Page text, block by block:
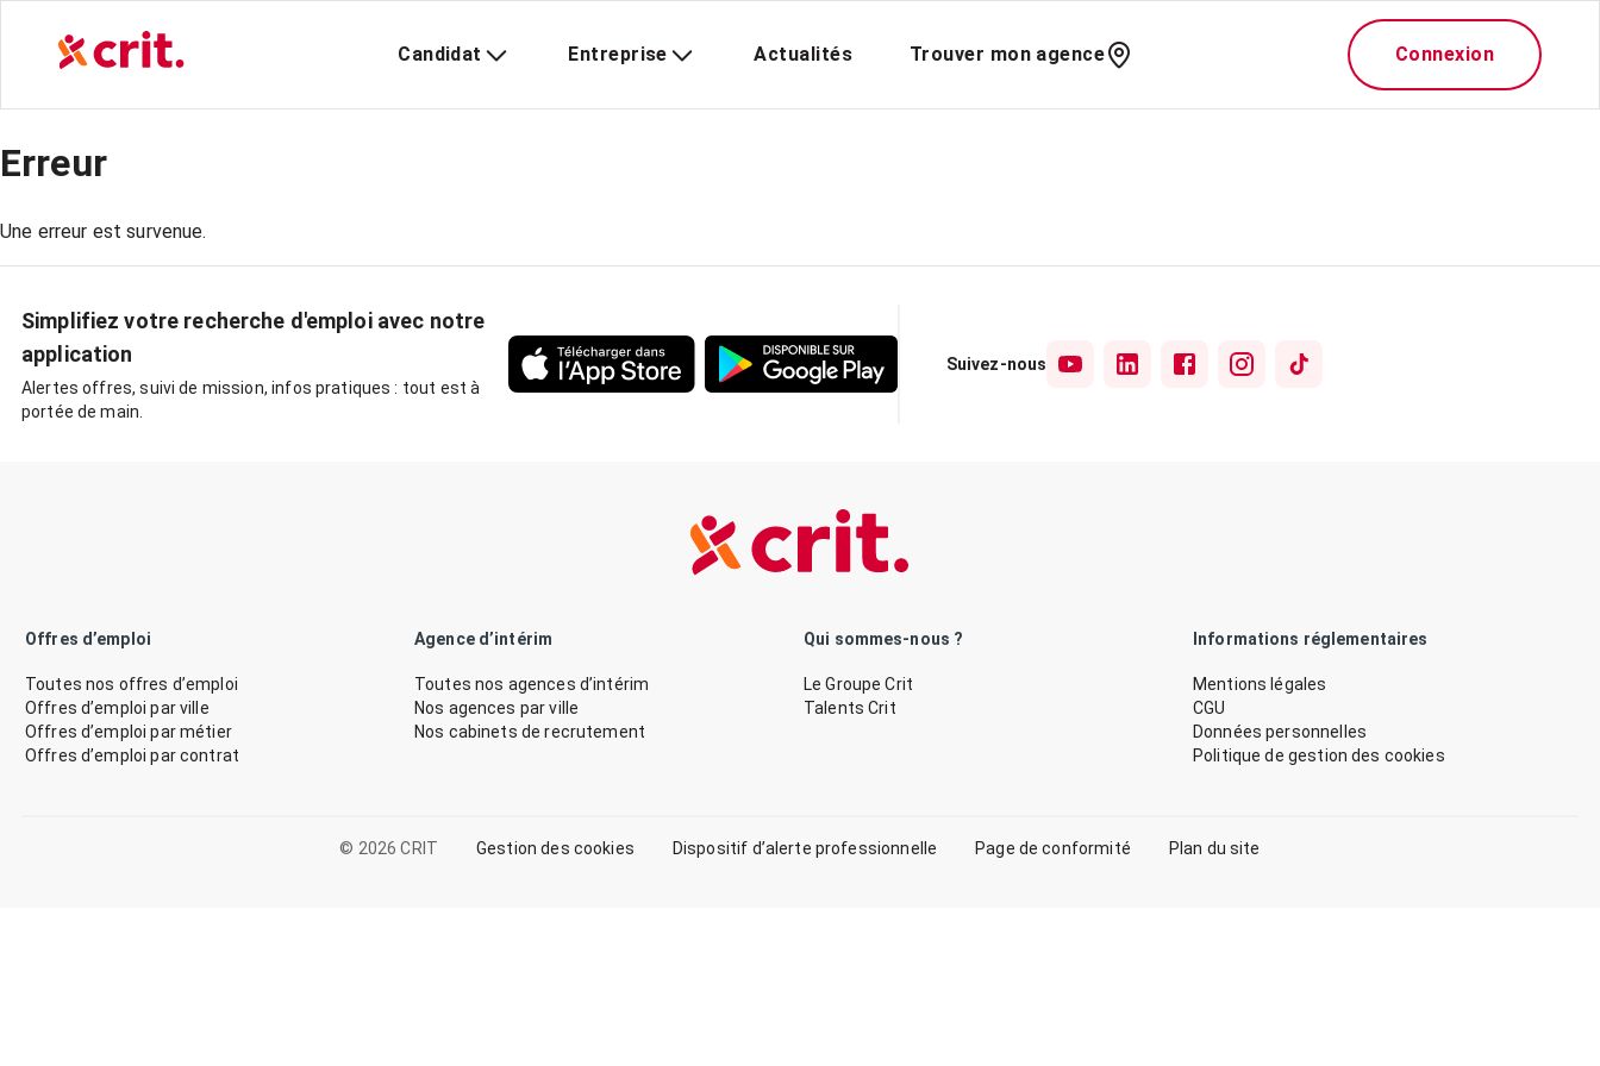
Candidat Entreprise Actualités Trouver mon agence Connexion
Erreur
Une erreur est survenue.
Simplifiez votre recherche d'emploi avec notre
application
Alertes offres, suivi de mission, infos pratiques : tout est à
portée de main.
Suivez-nous
Offres d’emploi
Toutes nos offres d’emploi
Offres d’emploi par ville
Offres d’emploi par métier
Offres d’emploi par contrat
Agence d’intérim
Toutes nos agences d’intérim
Nos agences par ville
Nos cabinets de recrutement
Qui sommes-nous ?
Le Groupe Crit
Talents Crit
Informations réglementaires
Mentions légales
CGU
Données personnelles
Politique de gestion des cookies
© 2026 CRIT Gestion des cookies Dispositif d’alerte professionnelle Page de conformité Plan du site